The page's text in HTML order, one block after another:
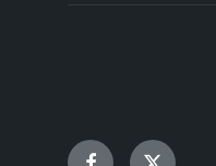
Facebook Twitter